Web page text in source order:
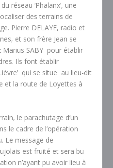
réseau ‘Phalanx’, une
des terrains de
Pierre DELAYE, radio et
et son frère Jean se
SABY pour établir
Ils font établir
qui se situe au lieu-dit
et la route de Loyettes à
le parachutage d’un
le cadre de l’opération
Le message de
est fruité et sera bu
n’ayant pu avoir lieu à